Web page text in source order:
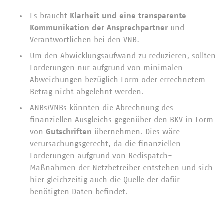
Es braucht Klarheit und eine transparente
Kommunikation der Ansprechpartner und
Verantwortlichen bei den VNB.
Um den Abwicklungsaufwand zu reduzieren, sollten
Forderungen nur aufgrund von minimalen
Abweichungen bezüglich Form oder errechnetem
Betrag nicht abgelehnt werden.
ANBs/VNBs könnten die Abrechnung des
finanziellen Ausgleichs gegenüber den BKV in Form
von Gutschriften übernehmen. Dies wäre
verursachungsgerecht, da die finanziellen
Forderungen aufgrund von Redispatch-
Maßnahmen der Netzbetreiber entstehen und sich
hier gleichzeitig auch die Quelle der dafür
benötigten Daten befindet.